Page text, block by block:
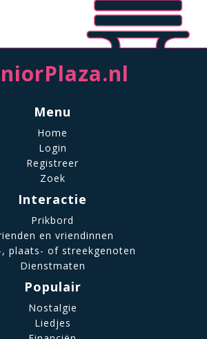
Menu
Home
Login
Registreer
Zoek
Interactie
Prikbord
en vriendinnen
plaats- of streekgenoten
Dienstmaten
Populair
Nostalgie
Liedjes